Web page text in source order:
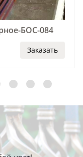
БОС-084
Заказать